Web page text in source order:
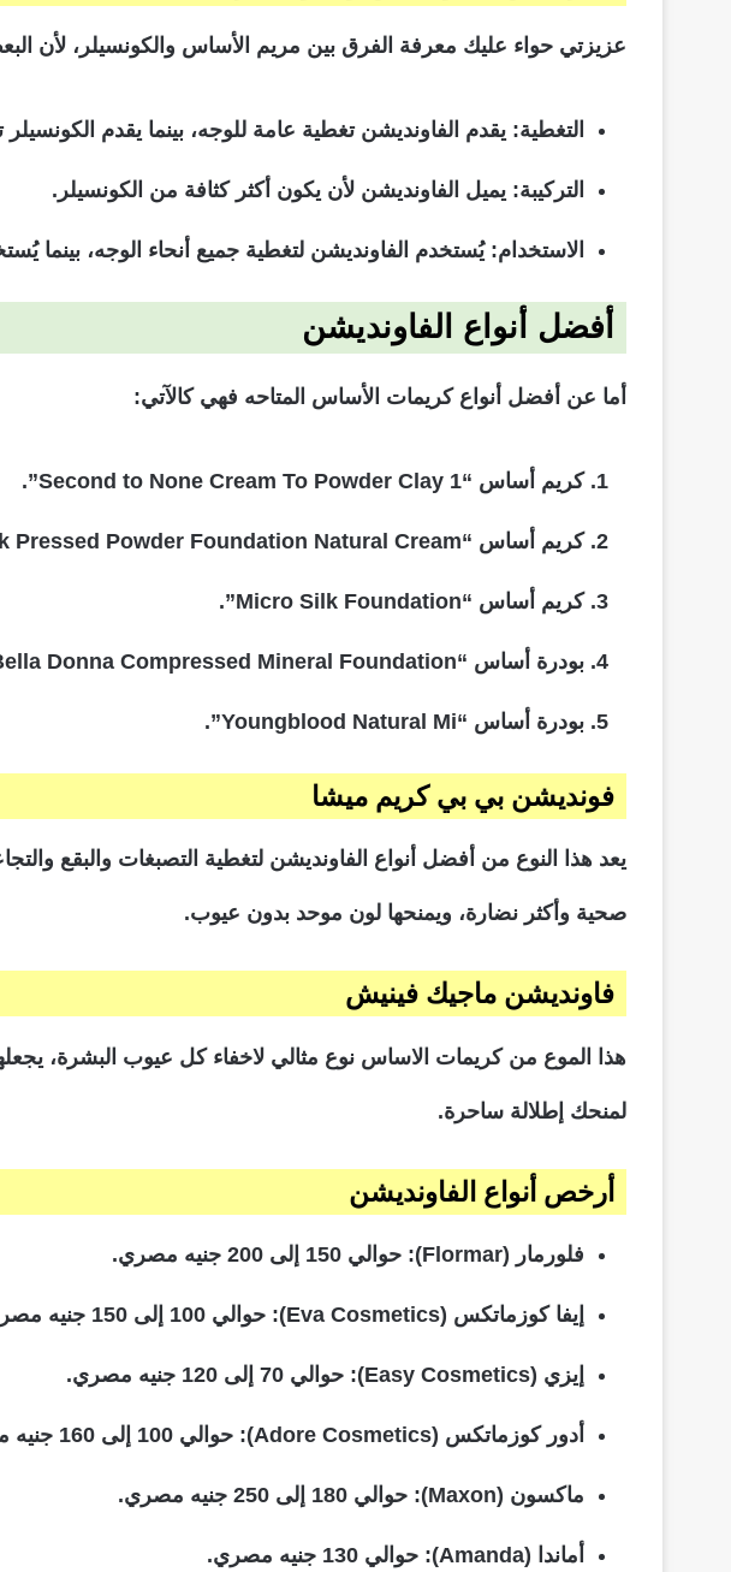
عزيزتي حواء عليك معرفة الفرق بين مريم الأساس والكونسيلر، لأن
التغطية: يقدم الفاونديشن تغطية عامة للوجه، بينما يقدم
التركيبة: يميل الفاونديشن لأن يكون أكثر كثافة من الكونسيلر.
الاستخدام: يُستخدم الفاونديشن لتغطية جميع أنحاء الوجه، بينما
أفضل أنواع الفاونديشن
أما عن أفضل أنواع كريمات الأساس المتاحه فهي كالآتي:
كريم أساس “Second to None Cream To Powder Clay 1”.
كريم أساس “Reuven Minerals Natural Look Pressed Powder Foundation Natural Cream”.
كريم أساس “Micro Silk Foundation”.
بودرة أساس “La Bella Donna Compressed Mineral Foundation”.
بودرة أساس “Youngblood Natural Mi”.
فونديشن بي بي كريم ميشا
صحية وأكثر نضارة، ويمنحها لون موحد بدون عيوب.
فاونديشن ماجيك فينيش
هذا الموع من كريمات الاساس نوع مثالي لاخفاء كل عيوب البشرة،
لمنحك إطلالة ساحرة.
أرخص أنواع الفاونديشن
فلورمار (Flormar): حوالي 150 إلى 200 جنيه مصري.
إيفا كوزماتكس (Eva Cosmetics): حوالي 100 إلى 150 جنيه مصري.
إيزي (Easy Cosmetics): حوالي 70 إلى 120 جنيه مصري.
أدور كوزماتكس (Adore Cosmetics): حوالي 100 إلى 160 جنيه مصري.
ماكسون (Maxon): حوالي 180 إلى 250 جنيه مصري.
أماندا (Amanda): حوالي 130 جنيه مصري.